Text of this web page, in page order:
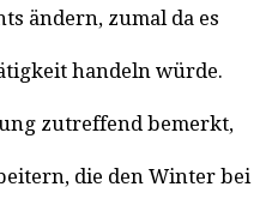
ändern, zumal da es
handeln würde.
zutreffend bemerkt,
die den Winter bei